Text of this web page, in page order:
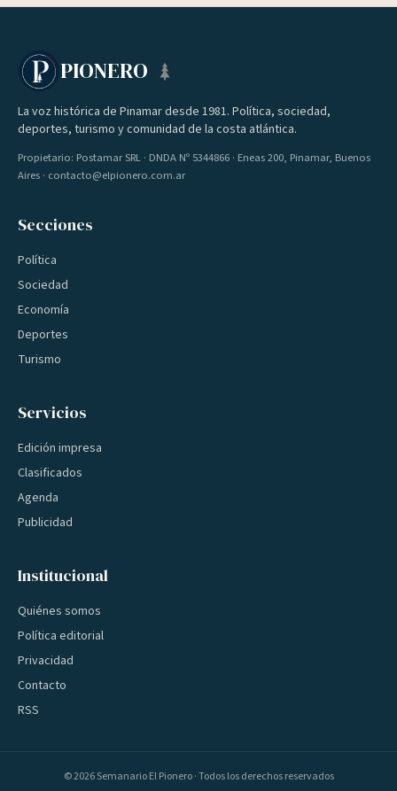
PIONERO
La voz histórica de Pinamar desde 1981. Política, sociedad,
deportes, turismo y comunidad de la costa atlántica.
Propietario: Postamar SRL · DNDA Nº 5344866 · Eneas 200, Pinamar, Buenos
Aires · contacto@elpionero.com.ar
Secciones
Política
Sociedad
Economía
Deportes
Turismo
Servicios
Edición impresa
Clasificados
Agenda
Publicidad
Institucional
Quiénes somos
Política editorial
Privacidad
Contacto
RSS
©2026Semanario El Pionero · Todos los derechos reservados